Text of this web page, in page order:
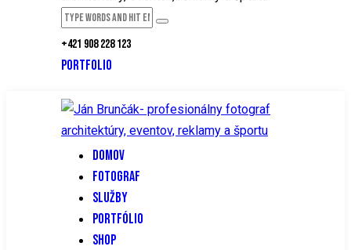
+421 908 228 123
PORTFOLIO
DOMOV
FOTOGRAF
SLUŽBY
PORTFÓLIO
SHOP